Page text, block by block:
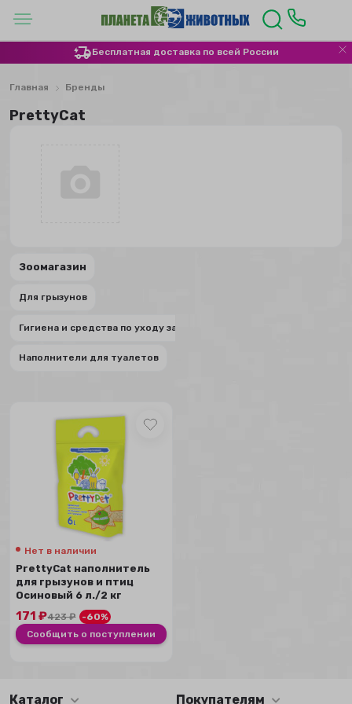
Бесплатная доставка по всей России
Главная Бренды
PrettyCat
Зоомагазин
Для грызунов
Гигиена и средства по уходу за грызунами
Наполнители для туалетов
Нет в наличии
PrettyCat наполнитель
для грызунов и птиц
Осиновый 6 л./2 кг
171₽423₽
-60%
Сообщить о поступлении
Каталог Покупателям